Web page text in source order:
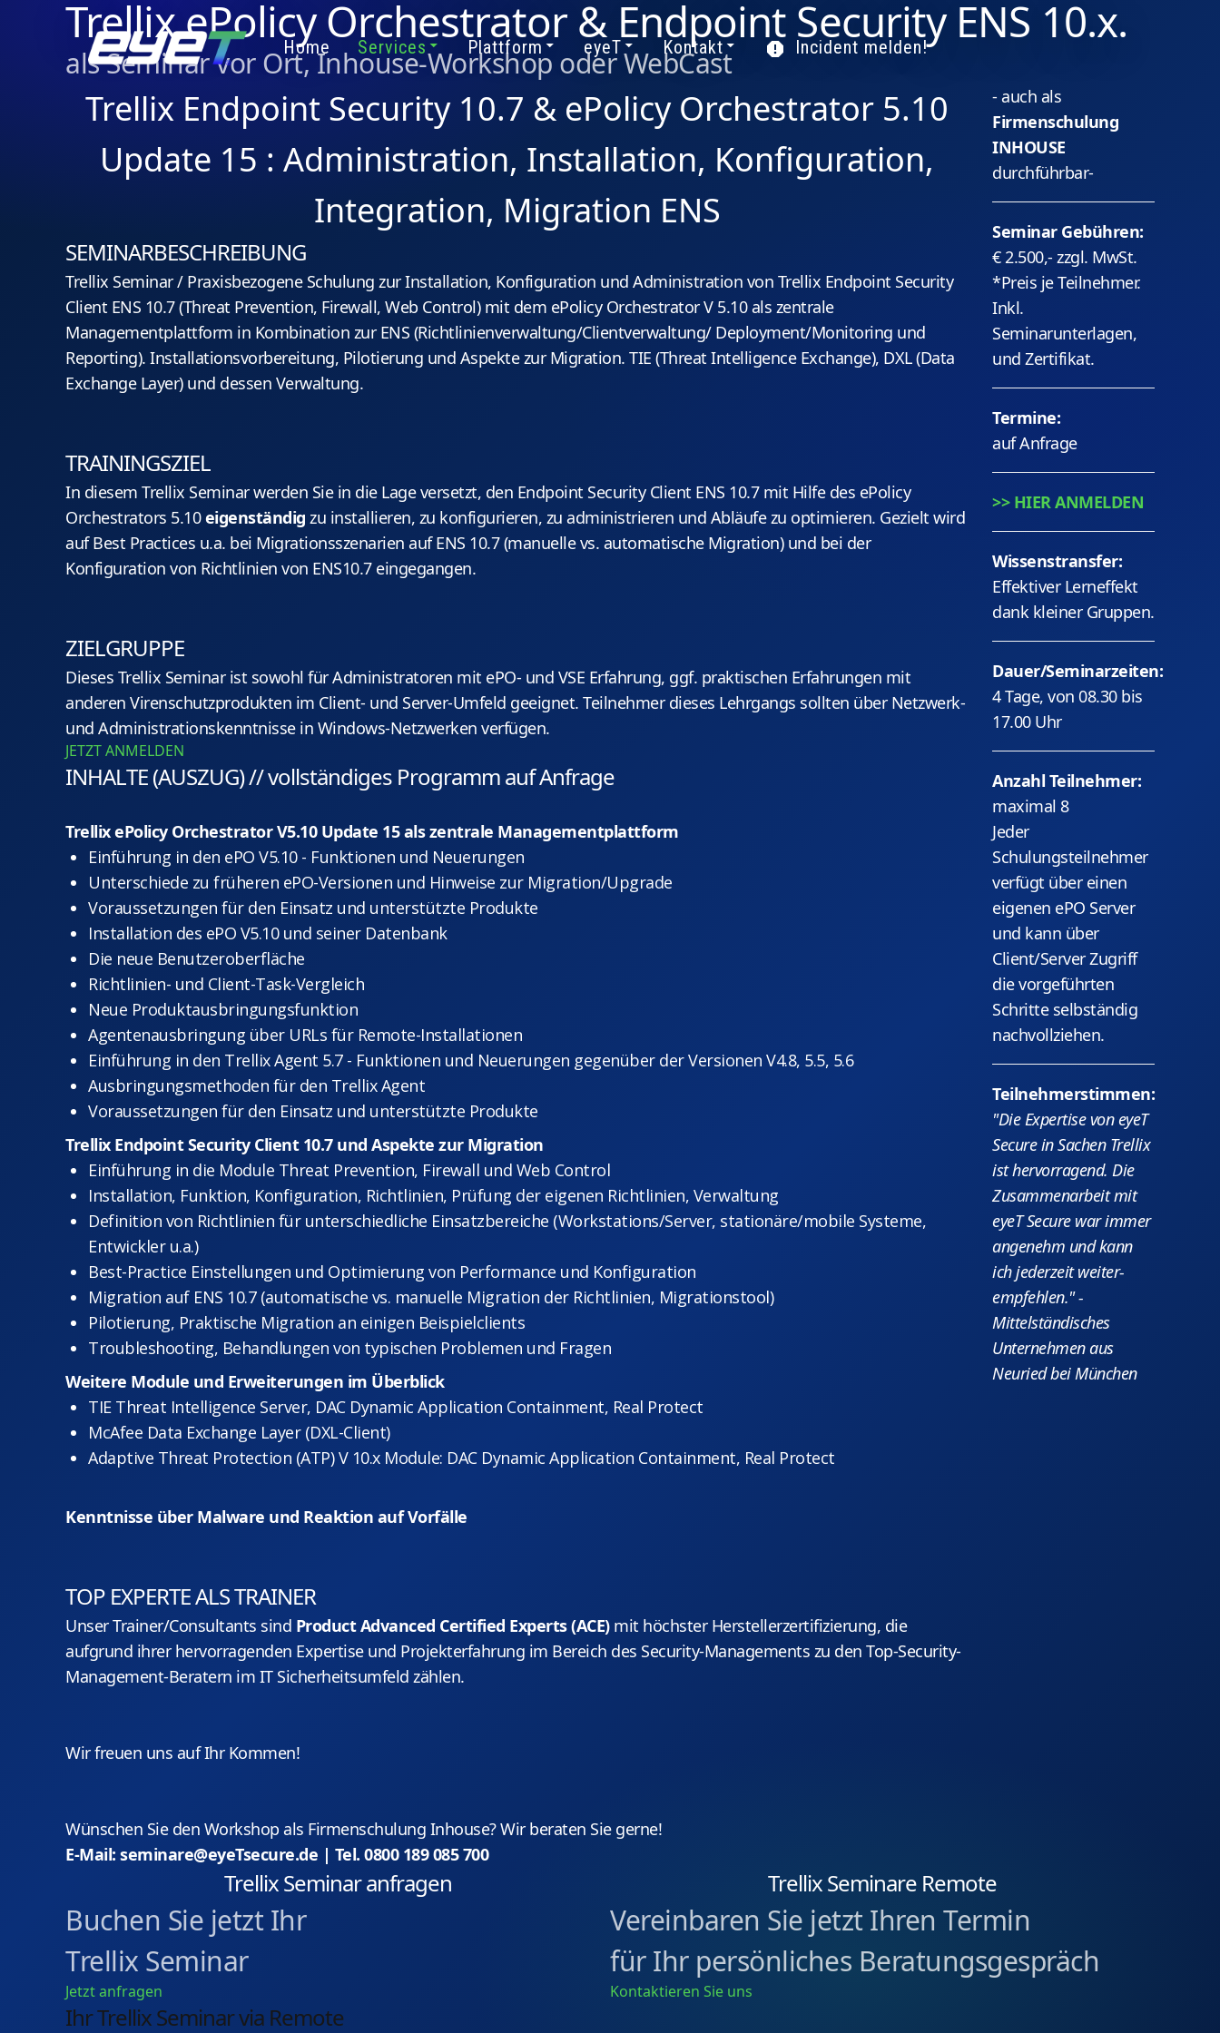
Home Services Plattform eyeT Kontakt Incident melden!
Trellix ePolicy Orchestrator & Endpoint Security ENS 10.x.
als Seminar vor Ort, Inhouse-Workshop oder WebCast
Trellix Endpoint Security 10.7 & ePolicy Orchestrator 5.10
Update 15 : Administration, Installation, Konfiguration,
Integration, Migration ENS
SEMINARBESCHREIBUNG
Trellix Seminar / Praxisbezogene Schulung zur Installation, Konfiguration und Administration von Trellix Endpoint Security
Client ENS 10.7 (Threat Prevention, Firewall, Web Control) mit dem ePolicy Orchestrator V 5.10 als zentrale
Managementplattform in Kombination zur ENS (Richtlinienverwaltung/Clientverwaltung/ Deployment/Monitoring und
Reporting). Installationsvorbereitung, Pilotierung und Aspekte zur Migration. TIE (Threat Intelligence Exchange), DXL (Data
Exchange Layer) und dessen Verwaltung.
TRAININGSZIEL
In diesem Trellix Seminar werden Sie in die Lage versetzt, den Endpoint Security Client ENS 10.7 mit Hilfe des ePolicy
Orchestrators 5.10eigenständig zu installieren, zu konfigurieren, zu administrieren und Abläufe zu optimieren. Gezielt wird
auf Best Practices u.a. bei Migrationsszenarien auf ENS 10.7 (manuelle vs. automatische Migration) und bei der
Konfiguration von Richtlinien von ENS10.7 eingegangen.
ZIELGRUPPE
Dieses Trellix Seminar ist sowohl für Administratoren mit ePO- und VSE Erfahrung, ggf. praktischen Erfahrungen mit
anderen Virenschutzprodukten im Client- und Server-Umfeld geeignet. Teilnehmer dieses Lehrgangs sollten über Netzwerk-
und Administrationskenntnisse in Windows-Netzwerken verfügen.
JETZT ANMELDEN
INHALTE (AUSZUG) // vollständiges Programm auf Anfrage
Trellix ePolicy Orchestrator V5.10 Update 15als zentrale Managementplattform
Einführung in den ePO V5.10 - Funktionen und Neuerungen
Unterschiede zu früheren ePO-Versionen und Hinweise zur Migration/Upgrade
Voraussetzungen für den Einsatz und unterstützte Produkte
Installation des ePO V5.10 und seiner Datenbank
Die neue Benutzeroberfläche
Richtlinien- und Client-Task-Vergleich
Neue Produktausbringungsfunktion
Agentenausbringung über URLs für Remote-Installationen
Einführung in den Trellix Agent 5.7 - Funktionen und Neuerungen gegenüber der Versionen V4.8, 5.5, 5.6
Ausbringungsmethoden für den Trellix Agent
Voraussetzungen für den Einsatz und unterstützte Produkte
Trellix Endpoint Security Client 10.7 und Aspekte zur Migration
Einführung in die Module Threat Prevention, Firewall und Web Control
Installation, Funktion, Konfiguration, Richtlinien, Prüfung der eigenen Richtlinien, Verwaltung
Definition von Richtlinien für unterschiedliche Einsatzbereiche (Workstations/Server, stationäre/mobile Systeme,
Entwickler u.a.)
Best-Practice Einstellungen und Optimierung von Performance und Konfiguration
Migration auf ENS 10.7 (automatische vs. manuelle Migration der Richtlinien, Migrationstool)
Pilotierung, Praktische Migration an einigen Beispielclients
Troubleshooting, Behandlungen von typischen Problemen und Fragen
Weitere Module und Erweiterungen im Überblick
TIE Threat Intelligence Server, DAC Dynamic Application Containment, Real Protect
McAfee Data Exchange Layer (DXL-Client)
Adaptive Threat Protection (ATP) V 10.x Module: DAC Dynamic Application Containment, Real Protect
Kenntnisse über Malware und Reaktion auf Vorfälle
TOP EXPERTE ALS TRAINER
Unser Trainer/Consultants sind Product Advanced Certified Experts (ACE)mit höchster Herstellerzertifizierung, die
aufgrund ihrer hervorragenden Expertise und Projekterfahrung im Bereich des Security-Managements zu den Top-Security-
Management-Beratern im IT Sicherheitsumfeld zählen.
Wir freuen uns auf Ihr Kommen!
Wünschen Sie den Workshop als Firmenschulung Inhouse? Wir beraten Sie gerne!
E-Mail: seminare@eyeTsecure.de | Tel. 0800 189 085 700
- auch als
Firmenschulung
INHOUSE
durchführbar-
Seminar Gebühren:
€ 2.500,- zzgl. MwSt.
*Preis je Teilnehmer.
Inkl.
Seminarunterlagen,
und Zertifikat.
Termine:
auf Anfrage
>> HIER ANMELDEN
Wissenstransfer:
Effektiver Lerneffekt
dank kleiner Gruppen.
Dauer/Seminarzeiten:
4 Tage, von 08.30 bis
17.00 Uhr
Anzahl Teilnehmer:
maximal 8
Jeder
Schulungsteilnehmer
verfügt über einen
eigenen ePO Server
und kann über
Client/Server Zugriff
die vorgeführten
Schritte selbständig
nachvollziehen.
Teilnehmerstimmen:
"Die Expertise von eyeT
Secure in Sachen Trellix
ist hervorragend. Die
Zusammenarbeit mit
eyeT Secure war immer
angenehm und kann
ich jederzeit weiter-
empfehlen." -
Mittelständisches
Unternehmen aus
Neuried bei München
Trellix Seminar anfragen
Buchen Sie jetzt Ihr
Trellix Seminar
Jetzt anfragen
Trellix Seminare Remote
Vereinbaren Sie jetzt Ihren Termin
für Ihr persönliches Beratungsgespräch
Kontaktieren Sie uns
Ihr Trellix Seminar via Remote